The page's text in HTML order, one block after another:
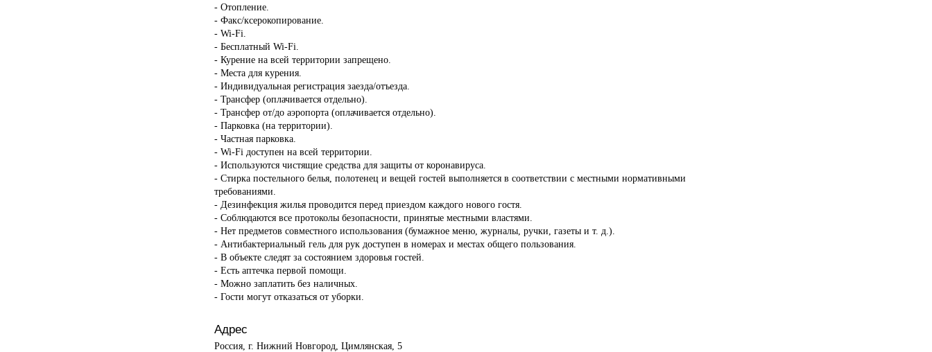
- Отопление.
- Факс/ксерокопирование.
- Wi-Fi.
- Бесплатный Wi-Fi.
- Курение на всей территории запрещено.
- Места для курения.
- Индивидуальная регистрация заезда/отъезда.
- Трансфер (оплачивается отдельно).
- Трансфер от/до аэропорта (оплачивается отдельно).
- Парковка (на территории).
- Частная парковка.
- Wi-Fi доступен на всей территории.
- Используются чистящие средства для защиты от коронавируса.
- Стирка постельного белья, полотенец и вещей гостей выполняется в соответствии с местными нормативными
требованиями.
- Дезинфекция жилья проводится перед приездом каждого нового гостя.
- Соблюдаются все протоколы безопасности, принятые местными властями.
- Нет предметов совместного использования (бумажное меню, журналы, ручки, газеты и т. д.).
- Антибактериальный гель для рук доступен в номерах и местах общего пользования.
- В объекте следят за состоянием здоровья гостей.
- Есть аптечка первой помощи.
- Можно заплатить без наличных.
- Гости могут отказаться от уборки.
Адрес
Россия, г. Нижний Новгород, Цимлянская, 5